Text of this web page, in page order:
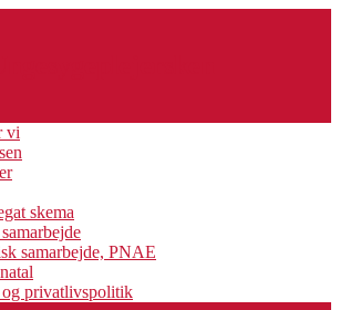
vi
skema
samarbejde, PNAE
privatlivspolitik